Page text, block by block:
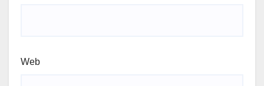
Web